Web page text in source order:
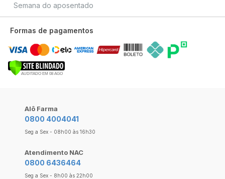
Semana do aposentado
Formas de pagamentos
Alô Farma
0800 4004041
Seg a Sex - 08h00 às 16h30
Atendimento NAC
0800 6436464
Seg a Sex - 8h00 às 22h00